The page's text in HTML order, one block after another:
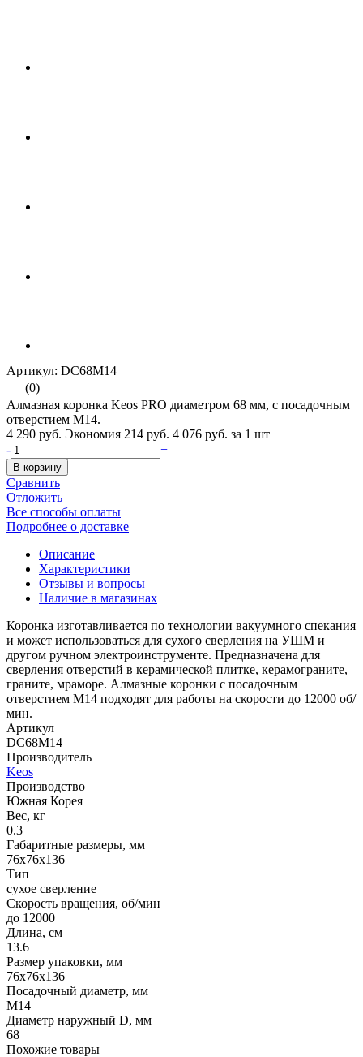
Артикул: DC68M14
(0)
Алмазная коронка Keos PRO диаметром 68 мм, с посадочным
отверстием M14.
4 290 руб. Экономия 214 руб. 4 076 руб. за 1 шт
-
+
В корзину
Сравнить
Отложить
Все способы оплаты
Подробнее о доставке
Описание
Характеристики
Отзывы и вопросы
Наличие в магазинах
Коронка изготавливается по технологии вакуумного спекания
и может использоваться для сухого сверления на УШМ и
другом ручном электроинструменте. Предназначена для
сверления отверстий в керамической плитке, керамограните,
граните, мраморе. Алмазные коронки с посадочным
отверстием М14 подходят для работы на скорости до 12000 об/
мин.
Артикул
DC68M14
Производитель
Keos
Производство
Южная Корея
Вес, кг
0.3
Габаритные размеры, мм
76х76х136
Тип
сухое сверление
Скорость вращения, об/мин
до 12000
Длина, см
13.6
Размер упаковки, мм
76х76х136
Посадочный диаметр, мм
М14
Диаметр наружный D, мм
68
Похожие товары